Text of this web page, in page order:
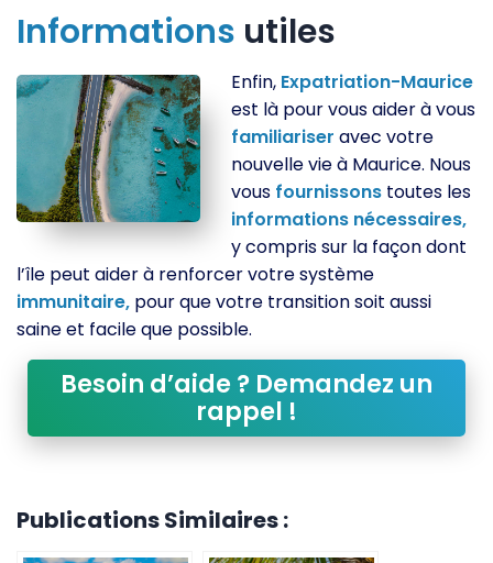
Informations utiles
Enfin, Expatriation-Maurice
est là pour vous aider à vous
familiariser avec votre
nouvelle vie à Maurice. Nous
vous fournissons toutes les
informations nécessaires,
y compris sur la façon dont
l’île peut aider à renforcer votre système
immunitaire, pour que votre transition soit aussi
saine et facile que possible.
Besoin d’aide ? Demandez un
rappel !
Publications Similaires :